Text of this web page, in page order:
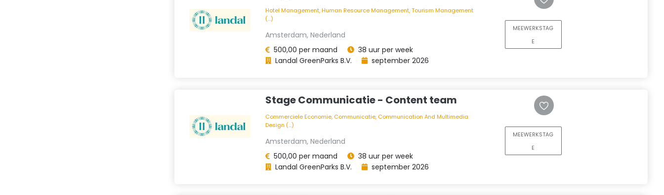
Hotel Management, Human Resource Management, Tourism Management
(...)
Amsterdam, Nederland
500,00 per maand
38 uur per week
Landal GreenParks B.V.
september 2026
MEEWERKSTAG
E
Stage Communicatie - Content team
Commerciele Economie, Communicatie, Communication And Multimedia
Design (...)
Amsterdam, Nederland
500,00 per maand
38 uur per week
Landal GreenParks B.V.
september 2026
MEEWERKSTAG
E